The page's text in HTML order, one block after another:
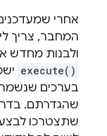
אחרי
ולבנות מחדש
execute()
בערכים
שהגדרתם.
שתצטרכו